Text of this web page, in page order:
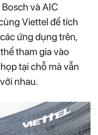
và AIC
Viettel để tích
ứng dụng trên,
tham gia vào
tại chỗ mà vẫn
nhau.